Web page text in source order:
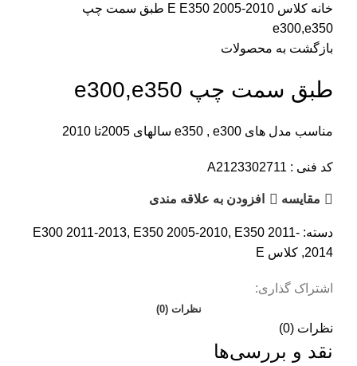
خانه کلاس E E350 2005-2010
طبق سمت چپ
e300,e350
بازگشت به محصولات
طبق سمت چپ e300,e350
مناسب مدل های e350 , e300 سالهای 2005تا 2010
کد فنی : A2123302711
مقایسه افزودن به علاقه مندی
دسته: E300 2011-2013, E350 2005-2010, E350 2011-
2014
, کلاس E
اشتراک گذاری:
نظرات (0)
نظرات (0)
نقد و بررسی‌ها